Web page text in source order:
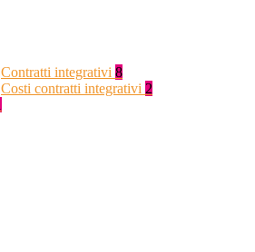
Contratti integrativi 8
Costi contratti integrativi 2